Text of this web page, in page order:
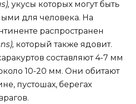
укусы которых могут быть
для человека. На
распространен
который также ядовит.
составляют 4-7 мм
10-20 мм. Они обитают
пустошах, берегах